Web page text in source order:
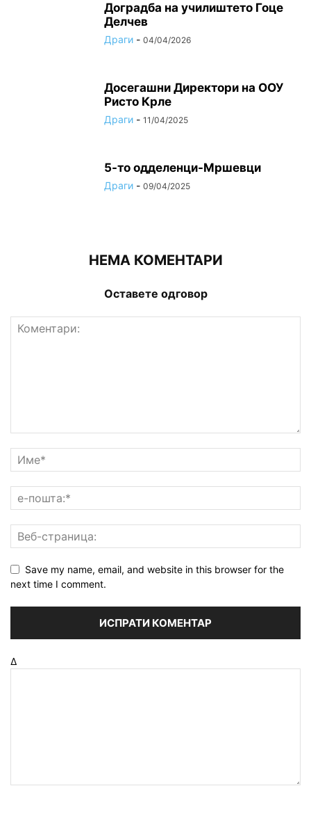
Доградба на училиштето Гоце
Делчев
Драги - 04/04/2026
Досегашни Директори на ООУ
Ристо Крле
Драги - 11/04/2025
5-то одделенци-Мршевци
Драги - 09/04/2025
НЕМА КОМЕНТАРИ
Оставете одговор
Save my name, email, and website in this browser for the
next time I comment.
Δ